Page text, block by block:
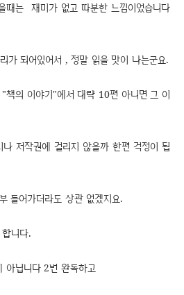
때는 재미가 없고 따분한 느낌이었습니다
가 되어있어서 , 정말 읽을 맛이 나는군요.
의 이야기"에서 대략 10편 아니면 그 이
저작권에 걸리지 않을까 한편 걱정이 됩
들어가더라도 상관 없겠지요.
니다.
아닙니다 2번 완독하고